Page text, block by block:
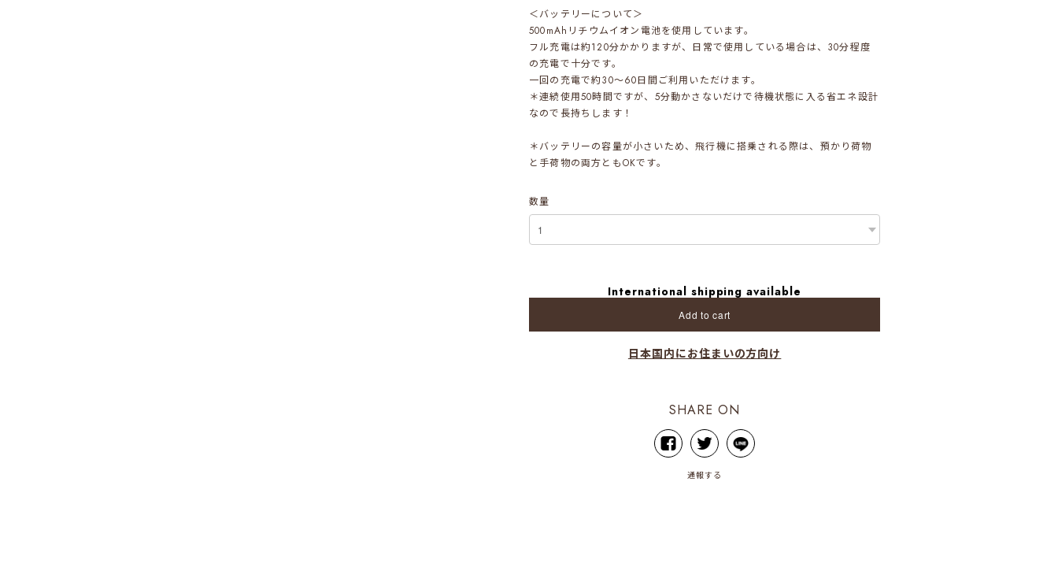
＜バッテリーについて＞
500mAhリチウムイオン電池を使用しています。
フル充電は約120分かかりますが、日常で使用している場合は、30分程度
の充電で十分です。
一回の充電で約30～60日間ご利用いただけます。
＊連続使用50時間ですが、5分動かさないだけで待機状態に入る省エネ設計
なので長持ちします！
＊バッテリーの容量が小さいため、飛行機に搭乗される際は、預かり荷物
と手荷物の両方ともOKです。
数量
International shipping available
Add to cart
日本国内にお住まいの方向け
SHARE ON
通報する